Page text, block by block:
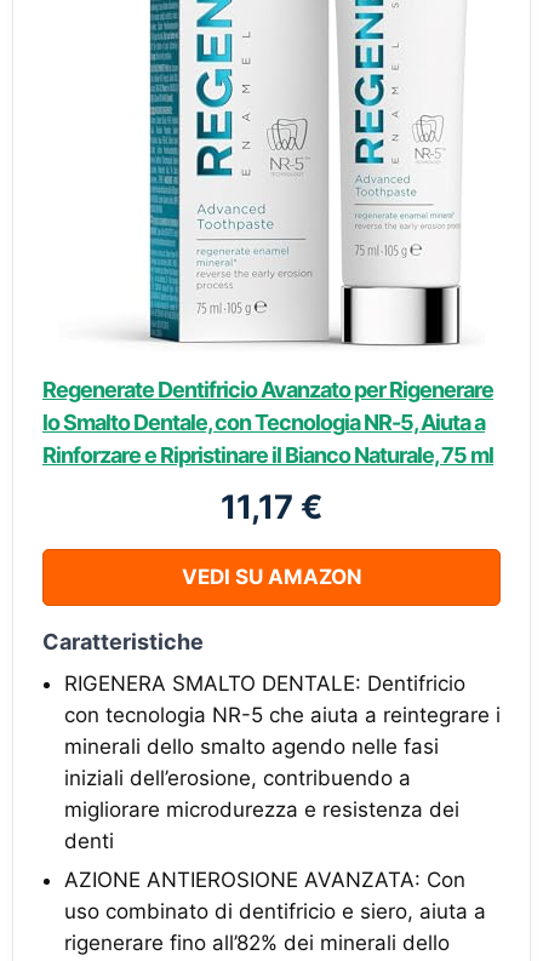
Regenerate Dentifricio Avanzato per Rigenerare
lo Smalto Dentale, con Tecnologia NR-5, Aiuta a
Rinforzare e Ripristinare il Bianco Naturale, 75 ml
11,17 €
VEDI SU AMAZON
Caratteristiche
RIGENERA SMALTO DENTALE: Dentifricio
con tecnologia NR-5 che aiuta a reintegrare i
minerali dello smalto agendo nelle fasi
iniziali dell’erosione, contribuendo a
migliorare microdurezza e resistenza dei
denti
AZIONE ANTIEROSIONE AVANZATA: Con
uso combinato di dentifricio e siero, aiuta a
rigenerare fino all’82% dei minerali dello